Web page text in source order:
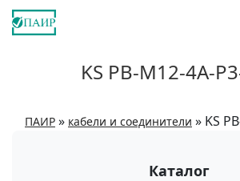
KS PB-M12-4A-
ПАИР » кабели и соединители » KS
Каталог